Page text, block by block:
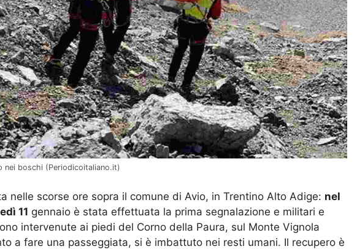
nei boschi (Periodicoitaliano.it)
nelle scorse ore sopra il comune di Avio, in Trentino Alto Adige: nel
11 gennaio è stata effettuata la prima segnalazione e militari e
intervenute ai piedi del Corno della Paura, sul Monte Vignola
a fare una passeggiata, si è imbattuto nei resti umani. Il recupero è